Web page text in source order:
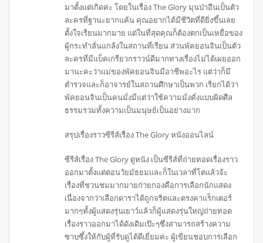
มาตั้งแต่เกิดค่ะ โดยในเรื่อง The Glory มุนป่าอึนเป็นตัว
ละครที่ฐานะยากแค้น คุณอยากได้มีชีวิตที่ดียิ่งขึ้นเลย
ตั้งใจเรียนมากมาย แต่ในที่สุดคุณก็ต้องตกเป็นเหยื่อของ
ผู้กระทำลั่นแกล้งในสถานที่เรียน ส่วนพัคยอนจินเป็นตัว
ละครที่มีแบ็คเกรียวกราวน์ดีมากทางเรื่องไม่ได้เผยออก
มานะคะว่าแม่ของพัคยอนจินมีอาชีพอะไร แต่ว่าก็มี
ตำรวจและก็อาจารย์ในสถานศึกษาเป็นพวก เรียกได้ว่า
พัคยอนจินเป็นคนมั่งมีแต่ว่าใช้ความมั่งคั่งแบบผิดศีล
ธรรมรวมทั้งความเป็นมนุษย์เป็นอย่างมาก
สรุปเรื่องราวซีรีส์เรื่อง The Glory หนังออนไลน์
ซีรีส์เรื่อง The Glory ดูหนัง เป็นซีรีส์ที่ถ่ายทอดเรื่องราว
ออกมาตั้งแต่ตอนวัยมัธยมและก็ในเวลาที่โตแล้วจ้ะ
เรื่องที่ชวนชมมากมายก่ายกองคือการเลือกนักแสดง
เนื่องจากว่าเลือกดาราได้ถูกจริตและตรงคาแร็กเตอร์
มากๆทั้งผู้แสดงรุ่นเยาว์แล้วก็ผู้แสดงรุ่นใหญ่ถ่ายทอด
เรื่องราวออกมาได้ดังเดิมเป๊ะๆซึ่งสามารถสร้างความ
ซาบซึ้งให้กับผู้ที่รับดูได้ดีเยี่ยมค่ะ ผู้เขียนชอบการเลือก